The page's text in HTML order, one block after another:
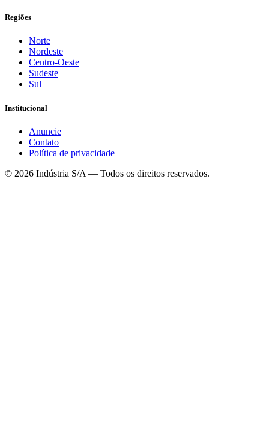
Regiões
Norte
Nordeste
Centro-Oeste
Sudeste
Sul
Institucional
Anuncie
Contato
Política de privacidade
© 2026 Indústria S/A — Todos os direitos reservados.